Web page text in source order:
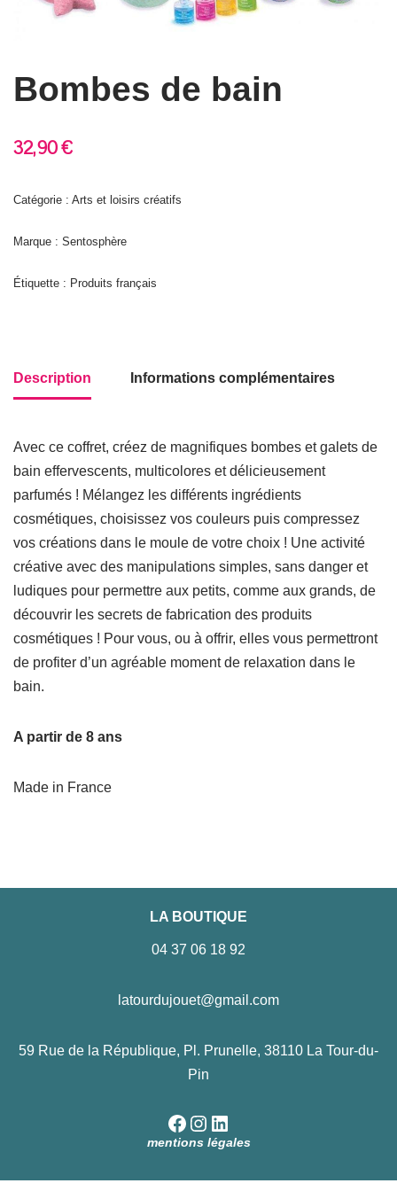
Bombes de bain
32,90€
Catégorie : Arts et loisirs créatifs
Marque : Sentosphère
Étiquette : Produits français
Description Informations complémentaires
Avec ce coffret, créez de magnifiques bombes et galets de
bain effervescents, multicolores et délicieusement
parfumés ! Mélangez les différents ingrédients
cosmétiques, choisissez vos couleurs puis compressez
vos créations dans le moule de votre choix ! Une activité
créative avec des manipulations simples, sans danger et
ludiques pour permettre aux petits, comme aux grands, de
découvrir les secrets de fabrication des produits
cosmétiques ! Pour vous, ou à offrir, elles vous permettront
de profiter d’un agréable moment de relaxation dans le
bain.
A partir de 8 ans
Made in France
LA BOUTIQUE
04 37 06 18 92
latourdujouet@gmail.com
59 Rue de la République, Pl. Prunelle, 38110 La Tour-du-
Pin
mentions légales